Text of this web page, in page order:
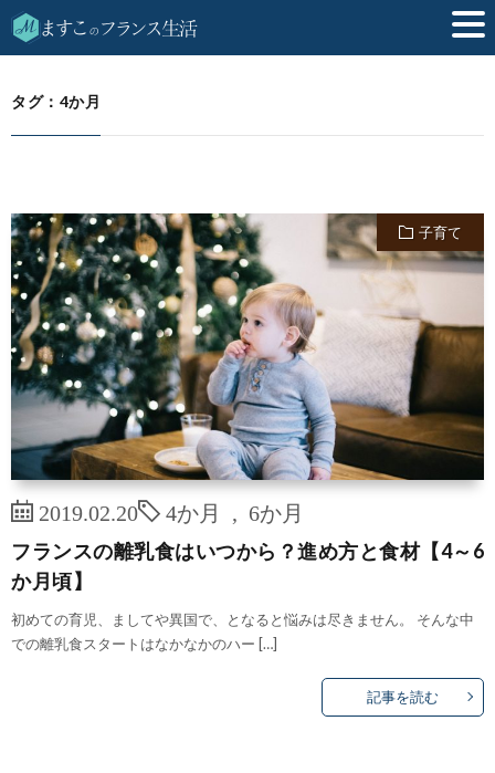
HOME 4か月
タグ：4か月
子育て
2019.02.20 4か月 6か月
フランスの離乳食はいつから？進め方と食材【4～6
か月頃】
初めての育児、ましてや異国で、となると悩みは尽きません。 そんな中
での離乳食スタートはなかなかのハー […]
記事を読む